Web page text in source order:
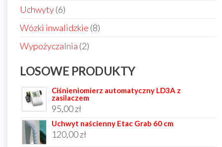
Uchwyty 66
produktów
Wózki inwalidzkie 88
Wypożyczalnia 22
LOSOWE PRODUKTY
Ciśnieniomierz automatyczny LD3A z
zasilaczem
95,00zł
Uchwyt naścienny Etac Grab 60 cm
120,00zł